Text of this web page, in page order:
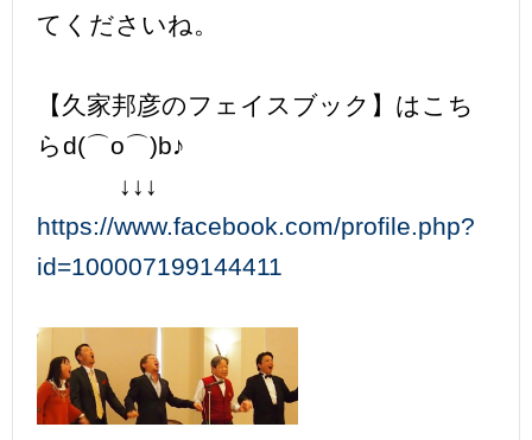
てくださいね。
【久家邦彦のフェイスブック】はこち
らd(⌒o⌒)b♪
↓↓↓
https://www.facebook.com/profile.php?
id=100007199144411